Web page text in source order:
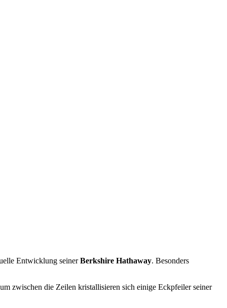
Entwicklung seinerBerkshire Hathaway. Besonders
zwischen die Zeilen kristallisieren sich einige Eckpfeiler seiner